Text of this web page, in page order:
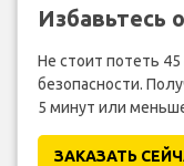
Избавьтесь
Не стоит потеть
безопасности.
5 минут или
ЗАКАЗАТЬ